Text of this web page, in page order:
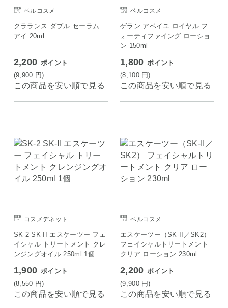
ベルコスメ
クラランス ダブル セーラム
アイ 20ml
2,200 ポイント
(9,900 円)
この商品を安い順で見る
ベルコスメ
ゲラン アベイユ ロイヤル フ
ォーティファイング ローショ
ン 150ml
1,800 ポイント
(8,100 円)
この商品を安い順で見る
コスメデネット
SK-2 SK-II エスケーツー フェ
イシャル トリートメント クレ
ンジングオイル 250ml 1個
1,900 ポイント
(8,550 円)
この商品を安い順で見る
ベルコスメ
エスケーツー（SK-II／SK2）
フェイシャルトリートメント
クリア ローション 230ml
2,200 ポイント
(9,900 円)
この商品を安い順で見る